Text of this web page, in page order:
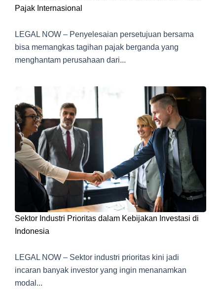
Pajak Internasional
LEGAL NOW – Penyelesaian persetujuan bersama
bisa memangkas tagihan pajak berganda yang
menghantam perusahaan dari...
Sektor Industri Prioritas dalam Kebijakan Investasi di
Indonesia
LEGAL NOW – Sektor industri prioritas kini jadi
incaran banyak investor yang ingin menanamkan
modal...